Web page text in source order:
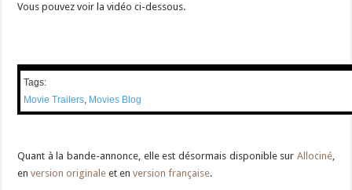
Vous pouvez voir la vidéo ci-dessous.
Tags:
Movie Trailers, Movies Blog
Quant à la bande-annonce, elle est désormais disponible sur Allociné,
enversion originale et enversion française.